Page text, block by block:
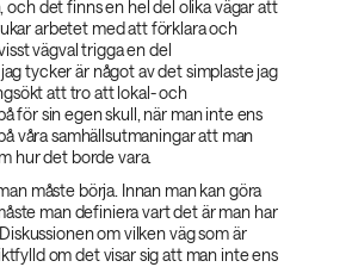
och det finns en hel del olika vägar att
arbetet med att förklara och
vägval trigga en del
tycker är något av det simplaste jag
att tro att lokal- och
för sin egen skull, när man inte ens
våra samhällsutmaningar att man
hur det borde vara.
måste börja. Innan man kan göra
man definiera vart det är man har
om vilken väg som är
om det visar sig att man inte ens